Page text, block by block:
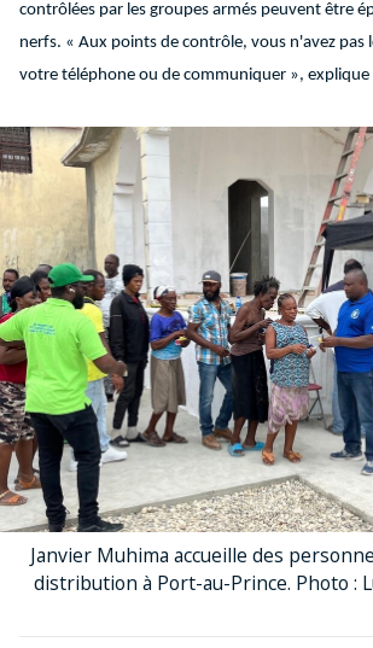
contrôlées par les groupes armés peuvent être
nerfs. « Aux points de contrôle, vous n'avez pas
votre téléphone ou de communiquer », explique
Janvier Muhima accueille des
distribution à Port-au-Prince. Photo :